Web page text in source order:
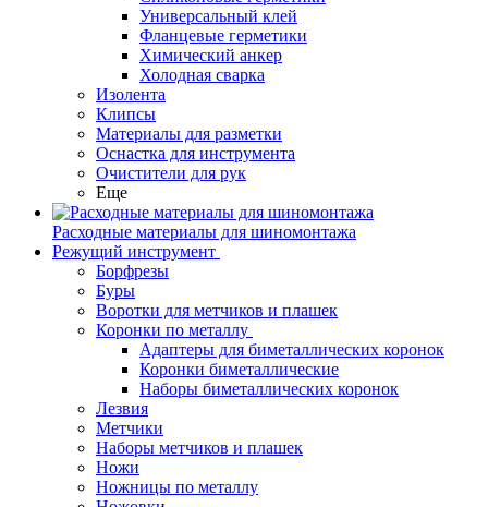
Универсальный клей
Фланцевые герметики
Химический анкер
Холодная сварка
Изолента
Клипсы
Материалы для разметки
Оснастка для инструмента
Очистители для рук
Еще
Расходные материалы для шиномонтажа
Режущий инструмент
Борфрезы
Буры
Воротки для метчиков и плашек
Коронки по металлу
Адаптеры для биметаллических коронок
Коронки биметаллические
Наборы биметаллических коронок
Лезвия
Метчики
Наборы метчиков и плашек
Ножи
Ножницы по металлу